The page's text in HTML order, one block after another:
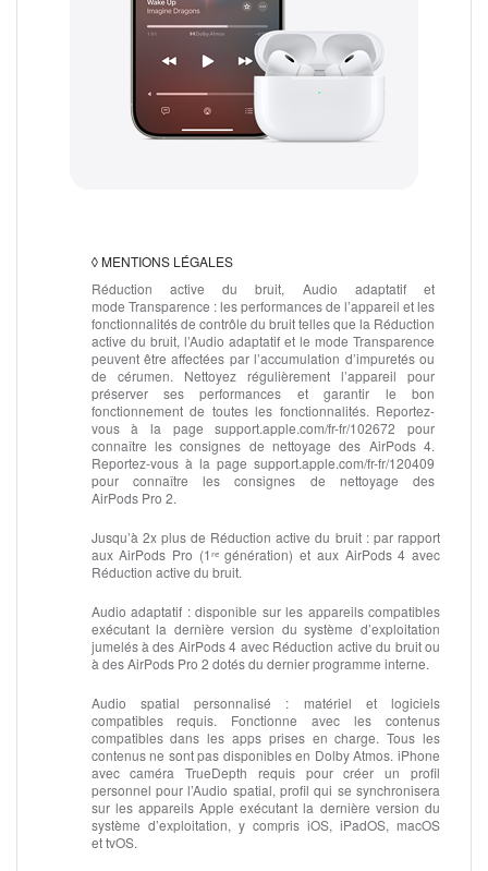
◊ MENTIONS LÉGALES
Réduction active du bruit, Audio adaptatif et
mode Transparence :les performances de l’appareil et les
fonctionnalités de contrôle du bruit telles que la Réduction
active du bruit, l’Audio adaptatif et le mode Transparence
peuvent être affectées par l’accumulation d’impuretés ou
de cérumen. Nettoyez régulièrement l’appareil pour
préserver ses performances et garantir le bon
fonctionnement de toutes les fonctionnalités. Reportez-
vous à la page support.apple.com/fr-fr/102672 pour
connaître les consignes de nettoyage des AirPods 4.
Reportez-vous à la page support.apple.com/fr-fr/120409
pour connaître les consignes de nettoyage des
AirPods Pro 2.
Jusqu’à 2x plus de Réduction active du bruit :par rapport
aux AirPods Pro (1ʳᵉ génération) et aux AirPods 4 avec
Réduction active du bruit.
Audio adaptatif :disponible sur les appareils compatibles
exécutant la dernière version du système d’exploitation
jumelés à des AirPods 4 avec Réduction active du bruit ou
à des AirPods Pro 2 dotés du dernier programme interne.
Audio spatial personnalisé : matériel et logiciels
compatibles requis. Fonctionne avec les contenus
compatibles dans les apps prises en charge. Tous les
contenus ne sont pas disponibles en Dolby Atmos. iPhone
avec caméra TrueDepth requis pour créer un profil
personnel pour l’Audio spatial, profil qui se synchronisera
sur les appareils Apple exécutant la dernière version du
système d’exploitation, y compris iOS, iPadOS, macOS
et tvOS.